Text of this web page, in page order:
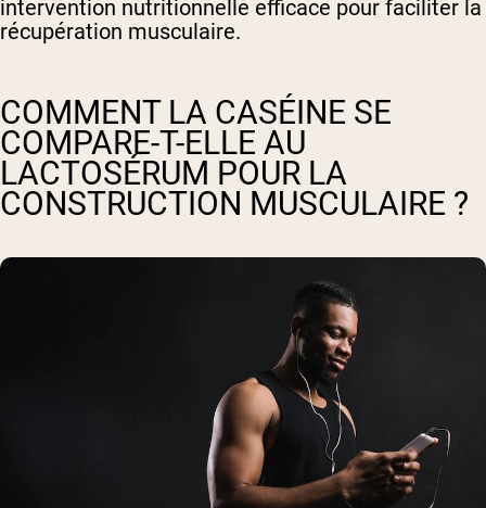
intervention nutritionnelle efficace pour faciliter la
récupération musculaire.
COMMENT LA CASÉINE SE
COMPARE-T-ELLE AU
LACTOSÉRUM POUR LA
CONSTRUCTION MUSCULAIRE ?